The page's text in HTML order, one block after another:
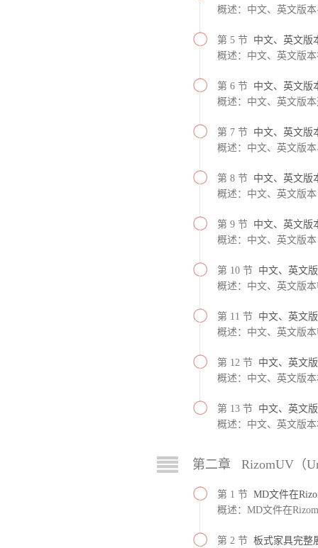
概述：中文、英文版
第 5 节 中文、英文版
概述：中文、英文版
第 6 节 中文、英文版
概述：中文、英文版
第 7 节 中文、英文版
概述：中文、英文版
第 8 节 中文、英文版
概述：中文、英文版
第 9 节 中文、英文版
概述：中文、英文版
第 10 节 中文、英文
概述：中文、英文版
第 11 节 中文、英文
概述：中文、英文版
第 12 节 中文、英文
概述：中文、英文版
第 13 节 中文、英文
概述：中文、英文版
第二章 RizomUV（
第 1 节 MD文件在
概述：MD文件在
第 2 节 板式家具完整